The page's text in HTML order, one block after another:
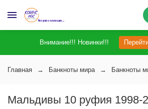
Внимание!!! Новинки!!!
Главная Банкноты мира Банкноты
Мальдивы 10 руфия 1998-